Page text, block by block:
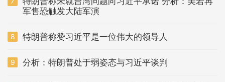
军售恐触发大陆军演
8 特朗普称赞习近平是一位伟大的领导人
9 分析：特朗普处于弱姿态与习近平谈判